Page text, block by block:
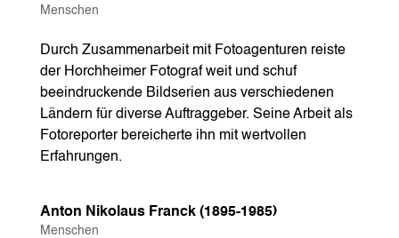
Menschen
Durch Zusammenarbeit mit Fotoagenturen reiste
der Horchheimer Fotograf weit und schuf
beeindruckende Bildserien aus verschiedenen
Ländern für diverse Auftraggeber. Seine Arbeit als
Fotoreporter bereicherte ihn mit wertvollen
Erfahrungen.
Anton Nikolaus Franck (1895-1985)
Menschen